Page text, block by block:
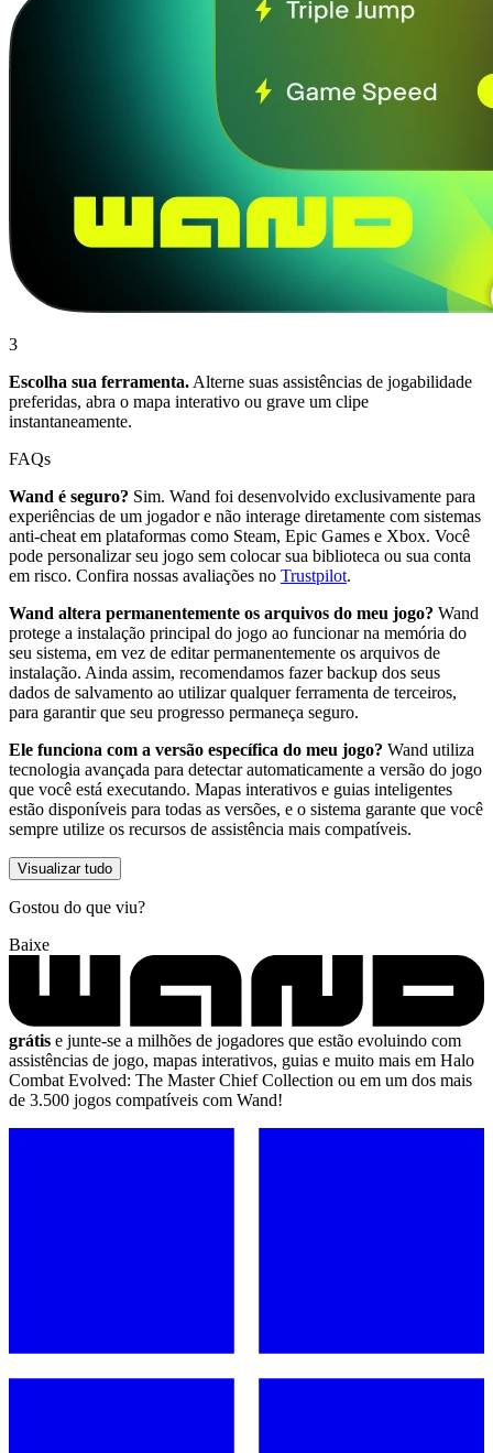
3
Escolha sua ferramenta. Alterne suas assistências de jogabilidade
preferidas, abra o mapa interativo ou grave um clipe
instantaneamente.
FAQs
Wand é seguro? Sim. Wand foi desenvolvido exclusivamente para
experiências de um jogador e não interage diretamente com sistemas
anti-cheat em plataformas como Steam, Epic Games e Xbox. Você
pode personalizar seu jogo sem colocar sua biblioteca ou sua conta
em risco. Confira nossas avaliações no Trustpilot.
Wand altera permanentemente os arquivos do meu jogo? Wand
protege a instalação principal do jogo ao funcionar na memória do
seu sistema, em vez de editar permanentemente os arquivos de
instalação. Ainda assim, recomendamos fazer backup dos seus
dados de salvamento ao utilizar qualquer ferramenta de terceiros,
para garantir que seu progresso permaneça seguro.
Ele funciona com a versão específica do meu jogo? Wand utiliza
tecnologia avançada para detectar automaticamente a versão do jogo
que você está executando. Mapas interativos e guias inteligentes
estão disponíveis para todas as versões, e o sistema garante que você
sempre utilize os recursos de assistência mais compatíveis.
Visualizar tudo
Gostou do que viu?
Baixe
grátis e junte-se a milhões de jogadores que estão evoluindo com
assistências de jogo, mapas interativos, guias e muito mais em Halo
Combat Evolved: The Master Chief Collection ou em um dos mais
de 3.500 jogos compatíveis com Wand!